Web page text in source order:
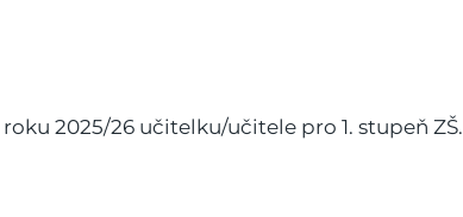
2025/26 učitelku/učitele pro 1. stupeň ZŠ.